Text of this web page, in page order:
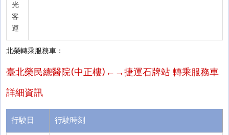
光
客
運
北榮轉乘服務車：
臺北榮民總醫院(中正樓)←→捷運石牌站 轉乘服務車
詳細資訊
行駛日 行駛時刻